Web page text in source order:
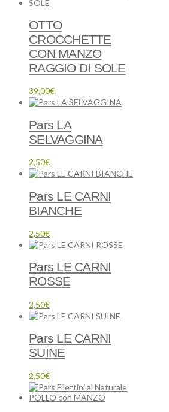
OTTO
CROCCHETTE
CON MANZO
RAGGIO DI SOLE
39,00€
Pars LA
SELVAGGINA
2,50€
Pars LE CARNI
BIANCHE
2,50€
Pars LE CARNI
ROSSE
2,50€
Pars LE CARNI
SUINE
2,50€